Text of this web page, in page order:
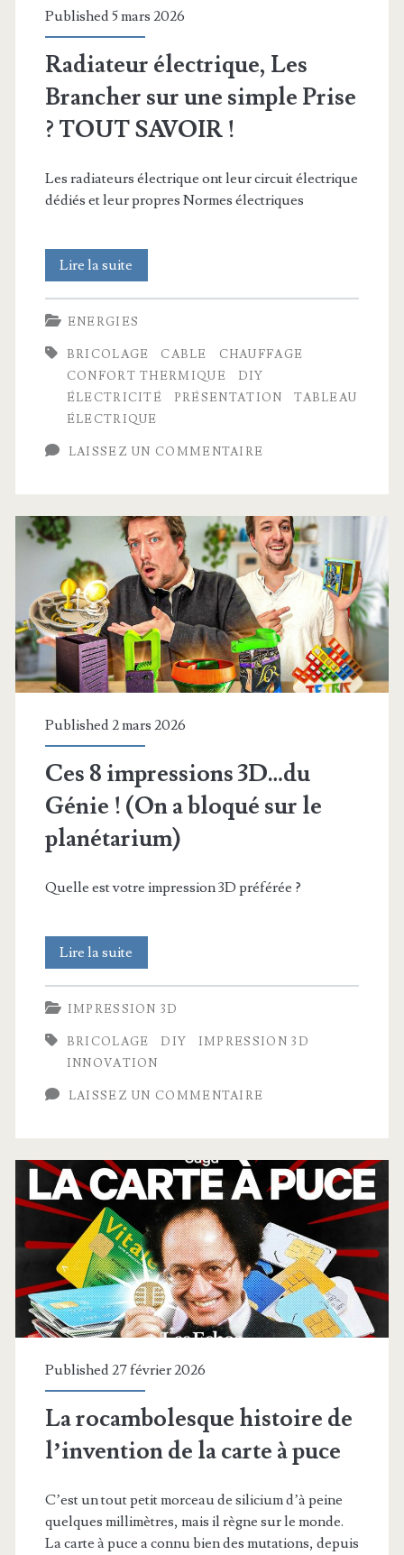
Published 5 mars 2026
Radiateur électrique, Les
Brancher sur une simple Prise
? TOUT SAVOIR !
Les radiateurs électrique ont leur circuit électrique
dédiés et leur propres Normes électriques
Lire la suite
électrique,
Les
Brancher
sur
une
simple
?
TOUT
SAVOIR
!
ENERGIES
BRICOLAGE CABLE
CHAUFFAGE
CONFORT THERMIQUE
DIY
ÉLECTRICITÉ
PRÉSENTATION
TABLEAU
ÉLECTRIQUE
LAISSEZ UN COMMENTAIRE
Published 2 mars 2026
Ces 8 impressions 3D…du
Génie ! (On a bloqué sur le
planétarium)
Quelle est votre impression 3D préférée ?
Lire la suite
8
impressions
3D…
(On
bloqué
sur
le
planétarium)
IMPRESSION 3D
BRICOLAGE DIY
IMPRESSION 3D
INNOVATION
LAISSEZ UN COMMENTAIRE
Published 27 février 2026
La rocambolesque histoire de
l’invention de la carte à puce
C’est un tout petit morceau de silicium d’à peine
quelques millimètres, mais il règne sur le monde.
La carte à puce a connu bien des mutations, depuis